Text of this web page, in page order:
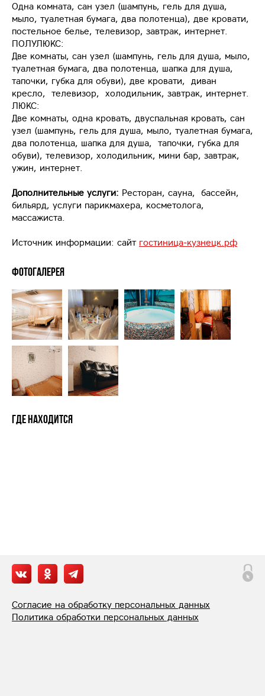
Одна комната, сан узел (шампунь, гель для душа,
мыло, туалетная бумага, два полотенца), две кровати,
постельное белье, телевизор, завтрак, интернет.
ПОЛУЛЮКС:
Две комнаты, сан узел (шампунь, гель для душа, мыло,
туалетная бумага, два полотенца, шапка для душа,
тапочки, губка для обуви), две кровати, диван
кресло, телевизор, холодильник, завтрак, интернет.
ЛЮКС:
Две комнаты, одна кровать, двуспальная кровать, сан
узел (шампунь, гель для душа, мыло, туалетная бумага,
два полотенца, шапка для душа, тапочки, губка для
обуви), телевизор, холодильник, мини бар, завтрак,
ужин, интернет.
Дополнительные услуги: Ресторан, сауна, бассейн,
бильярд, услуги парикмахера, косметолога,
массажиста.
Источник информации: сайт гостиница-кузнецк.рф
Фотогалерея
Где находится
Согласие на обработку персональных данных
Политика обработки персональных данных